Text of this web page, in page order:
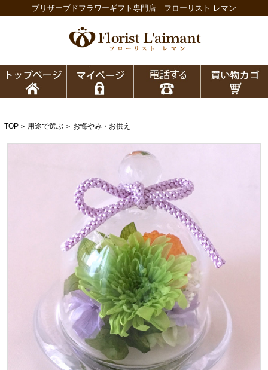
プリザーブドフラワーギフト専門店 フローリスト レマン
TOP > 用途で選ぶ > お悔やみ・お供え